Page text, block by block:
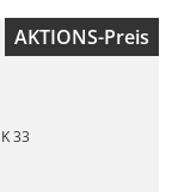
AKTIONS-Preis
33